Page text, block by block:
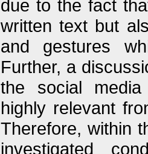
due to the fact
written text but
and gestures
Further, a
the social
highly relevant
Therefore, within
investigated